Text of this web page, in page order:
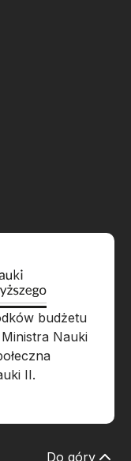
budżetu
Nauki
II.
Do góry